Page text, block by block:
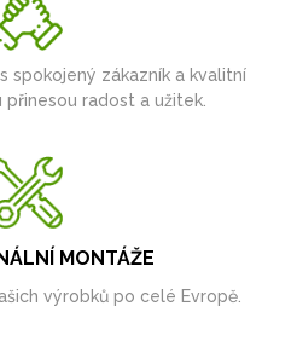
spokojený zákazník a kvalitní
radost a užitek.
MONTÁŽE
výrobků po celé Evropě.